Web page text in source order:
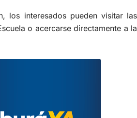
los interesados pueden visitar las
o acercarse directamente a la